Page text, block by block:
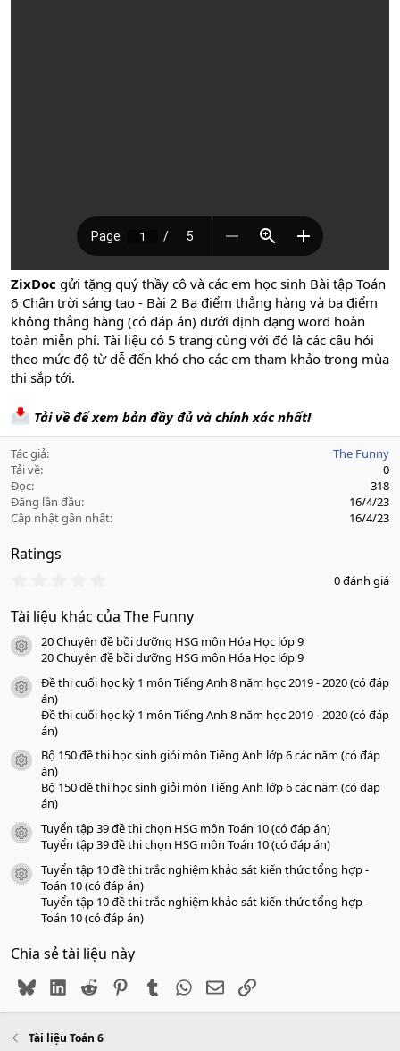
ZixDoc gửi tặng quý thầy cô và các em học sinh Bài tập Toán
6 Chân trời sáng tạo - Bài 2 Ba điểm thẳng hàng và ba điểm
không thẳng hàng (có đáp án) dưới định dạng word hoàn
toàn miễn phí. Tài liệu có 5 trang cùng với đó là các câu hỏi
theo mức độ từ dễ đến khó cho các em tham khảo trong mùa
thi sắp tới.
Tải về để xem bản đầy đủ và chính xác nhất!
Tác giả
The Funny
Tải về
0
Đọc
318
Đăng lần đầu
16/4/23
Cập nhật gần nhất
16/4/23
Ratings
0
0
s
a
o
0 đánh giá
Tài liệu khác của The Funny
icon tài liệu
20 Chuyên đề bồi dưỡng HSG môn Hóa Học lớp 9
20 Chuyên đề bồi dưỡng HSG môn Hóa Học lớp 9
icon tài liệu
Đề thi cuối học kỳ 1 môn Tiếng Anh 8 năm học 2019 - 2020 (có đáp
án)
Đề thi cuối học kỳ 1 môn Tiếng Anh 8 năm học 2019 - 2020 (có đáp
án)
icon tài liệu
Bộ 150 đề thi học sinh giỏi môn Tiếng Anh lớp 6 các năm (có đáp
án)
Bộ 150 đề thi học sinh giỏi môn Tiếng Anh lớp 6 các năm (có đáp
án)
icon tài liệu
Tuyển tập 39 đề thi chọn HSG môn Toán 10 (có đáp án)
Tuyển tập 39 đề thi chọn HSG môn Toán 10 (có đáp án)
icon tài liệu
Tuyển tập 10 đề thi trắc nghiệm khảo sát kiến thức tổng hợp -
Toán 10 (có đáp án)
Tuyển tập 10 đề thi trắc nghiệm khảo sát kiến thức tổng hợp -
Toán 10 (có đáp án)
Chia sẻ tài liệu này
BlueskyLinkedIn
Reddit PinterestTumblr WhatsApp
EmailLink
Tài liệu Toán 6